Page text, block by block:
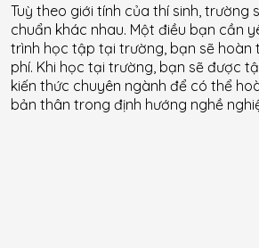
Tuỳ theo giới tính của thí sinh, trường
chuẩn khác nhau. Một điều bạn cần
trình học tập tại trường, bạn sẽ hoàn
phí. Khi học tại trường, bạn sẽ được
kiến thức chuyên ngành để có thể
bản thân trong định hướng nghề